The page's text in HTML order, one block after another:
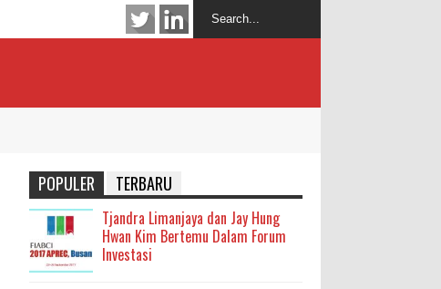
POPULER TERBARU
Tjandra Limanjaya dan Jay Hung
Hwan Kim Bertemu Dalam Forum
Investasi